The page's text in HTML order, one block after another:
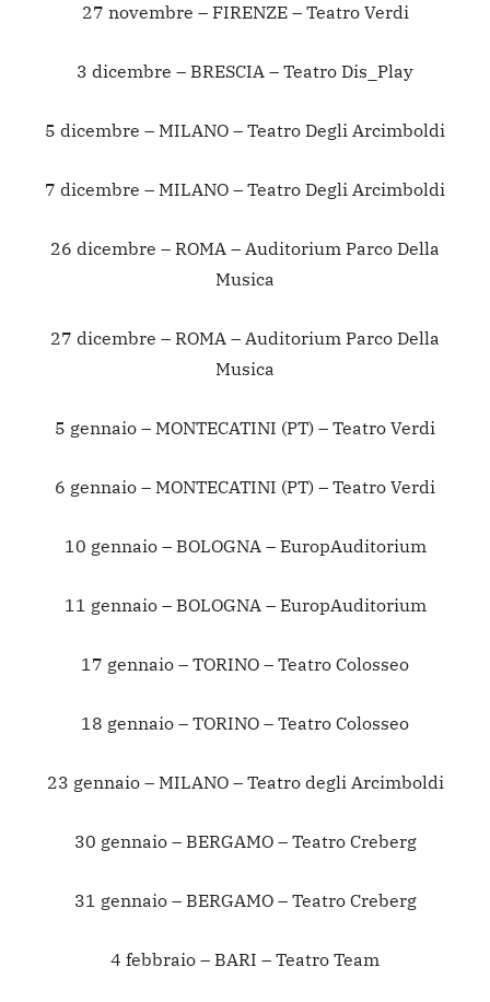
27 novembre – FIRENZE – Teatro Verdi
3 dicembre – BRESCIA – Teatro Dis_Play
5 dicembre – MILANO – Teatro Degli Arcimboldi
7 dicembre – MILANO – Teatro Degli Arcimboldi
26 dicembre – ROMA – Auditorium Parco Della
Musica
27 dicembre – ROMA – Auditorium Parco Della
Musica
5 gennaio – MONTECATINI (PT) – Teatro Verdi
6 gennaio – MONTECATINI (PT) – Teatro Verdi
10 gennaio – BOLOGNA – EuropAuditorium
11 gennaio – BOLOGNA – EuropAuditorium
17 gennaio – TORINO – Teatro Colosseo
18 gennaio – TORINO – Teatro Colosseo
23 gennaio – MILANO – Teatro degli Arcimboldi
30 gennaio – BERGAMO – Teatro Creberg
31 gennaio – BERGAMO – Teatro Creberg
4 febbraio – BARI – Teatro Team